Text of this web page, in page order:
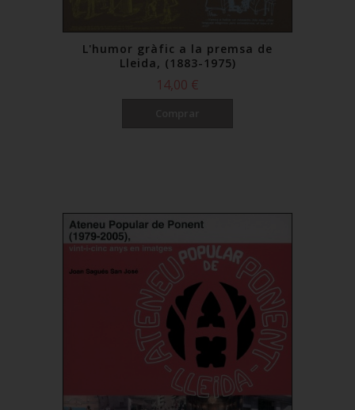
L'humor gràfic a la premsa de
Lleida, (1883-1975)
14,00 €